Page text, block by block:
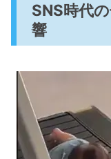
SNS時代
響